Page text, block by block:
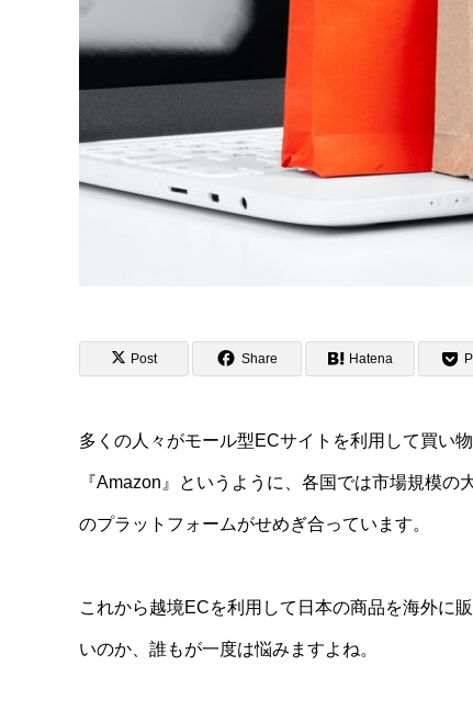
Post Share Hatena
多くの人々がモール型ECサイトを利用して買い
『Amazon』というように、各国では市場規模
のプラットフォームがせめぎ合っています。
これから越境ECを利用して日本の商品を海外に
いのか、誰もが一度は悩みますよね。